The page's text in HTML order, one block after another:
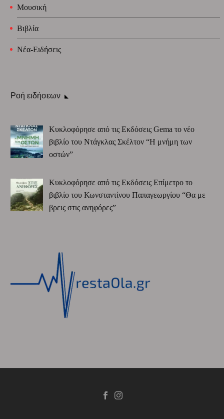
Μουσική
Βιβλία
Νέα-Ειδήσεις
Ροή ειδήσεων
Κυκλοφόρησε από τις Εκδόσεις Gema το νέο
βιβλίο του Ντάγκλας Σκέλτον “Η μνήμη των
οστών”
Κυκλοφόρησε από τις Εκδόσεις Επίμετρο το
βιβλίο του Κωνσταντίνου Παπαγεωργίου “Θα με
βρεις στις ανηφόρες”